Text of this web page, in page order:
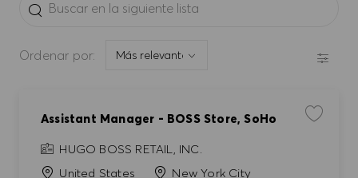
Ordenar por:
Assistant Manager - BOSS Store, SoHo
HUGO BOSS RETAIL, INC.
United States
New York City
Guardar